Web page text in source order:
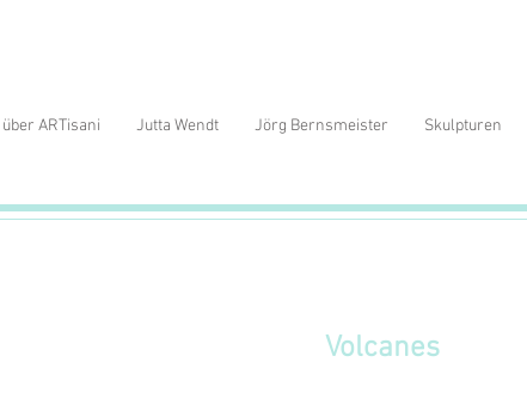
über ARTisani Jutta Wendt Jörg Bernsmeister Skulpturen
Volcanes